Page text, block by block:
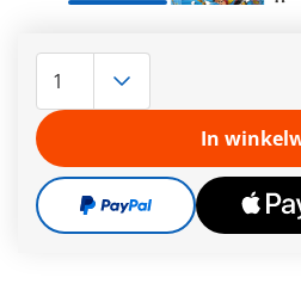
met één PLAYMOBIL figuur, kart
Meer informatie
Leveringstermijn op dit
19,99 €
incl. btwplus verzendkosten
In